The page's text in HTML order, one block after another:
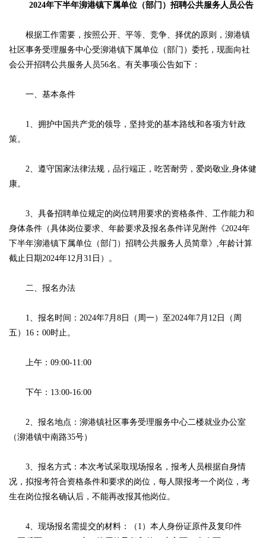
2024年下半年泖港镇下属单位（部门）招聘公共服务人员公告
根据工作需要，按照公开、平等、竞争、择优的原则，泖港镇
社区事务受理服务中心受泖港镇下属单位（部门）委托，现面向社
会公开招聘公共服务人员56名。有关事项公告如下：
一、基本条件
1、拥护中国共产党的领导，坚持党的基本路线和各项方针政
策。
2、遵守国家法律法规，品行端正，吃苦耐劳，爱岗敬业,身体健
康。
3、具备招聘单位规定的岗位聘用要求的资格条件、工作能力和
身体条件（具体岗位要求、年龄要求及报名条件详见附件《2024年
下半年泖港镇下属单位（部门）招聘公共服务人员简章》,年龄计算
截止日期2024年12月31日）。
二、报名办法
1、报名时间：2024年7月8日（周一）至2024年7月12日（周
五）16︰00时止。
上午：09:00-11:00
下午：13:00-16:00
2、报名地点：泖港镇社区事务受理服务中心二楼就业办公室
（泖港镇中南路35号）
3、报名方式：本次考试采取现场报名，报考人员根据自身情
况，拟报考符合资格条件和要求的岗位，每人限报考一个岗位，考
生在岗位报名确认后，不能再改报其他岗位。
4、现场报名需提交的材料：（1）本人身份证原件及复印件